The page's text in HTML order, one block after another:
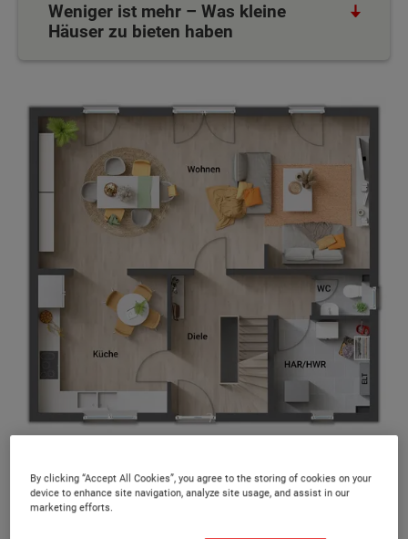
Weniger ist mehr – Was kleine
Häuser zu bieten haben
Varianten und somit ein Höchstmaß an Flexibilität.
Unsere Massivhäuser sind werthaltig,
By clicking “Accept All Cookies”, you agree to the storing of cookies on your
device to enhance site navigation, analyze site usage, and assist in our
marketing efforts.